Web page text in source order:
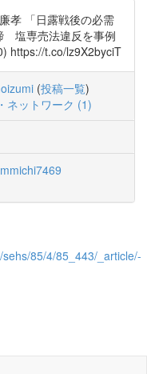
孝 「日露戦後の必需
塩専売法違反を事例
https://t.co/lz9X2byciT
(投稿一覧)
ネットワーク (1)
85/4/85_443/_article/-